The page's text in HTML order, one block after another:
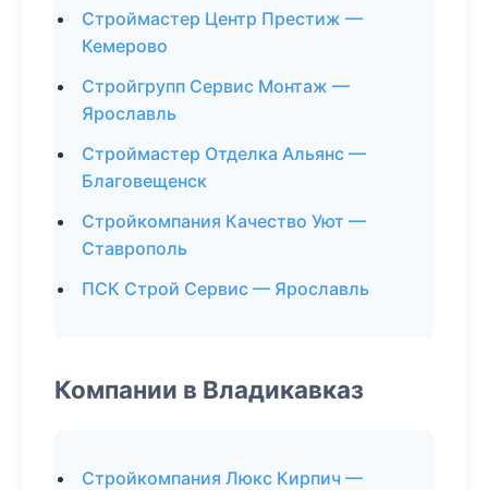
Строймастер Центр Престиж —
Кемерово
Стройгрупп Сервис Монтаж —
Ярославль
Строймастер Отделка Альянс —
Благовещенск
Стройкомпания Качество Уют —
Ставрополь
ПСК Строй Сервис — Ярославль
Компании в Владикавказ
Стройкомпания Люкс Кирпич —